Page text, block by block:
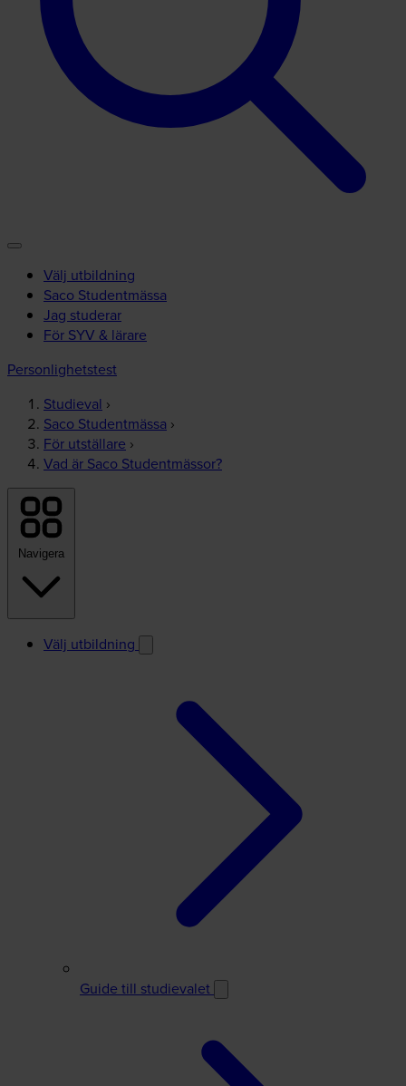
Välj utbildning
Saco Studentmässa
Jag studerar
För SYV & lärare
Personlighetstest
Studieval ›
Saco Studentmässa ›
För utställare ›
Vad är Saco Studentmässor?
Navigera
Välj utbildning
Guide till studievalet